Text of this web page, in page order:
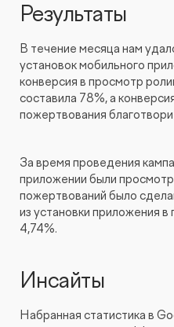
Результаты
В течение месяца нам
установок мобильного
конверсия в просмотр
составила 78%, а
пожертвования
За время проведения
приложении были
пожертвований было
из установки приложения
4,74%.
Инсайты
Набранная статистика в